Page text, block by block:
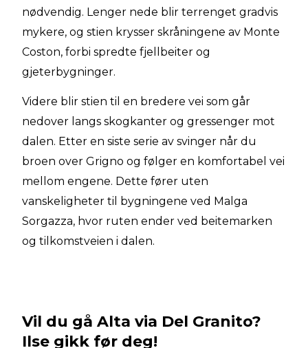
nødvendig. Lenger nede blir terrenget gradvis
mykere, og stien krysser skråningene av Monte
Coston, forbi spredte fjellbeiter og
gjeterbygninger.
Videre blir stien til en bredere vei som går
nedover langs skogkanter og gressenger mot
dalen. Etter en siste serie av svinger når du
broen over Grigno og følger en komfortabel vei
mellom engene. Dette fører uten
vanskeligheter til bygningene ved Malga
Sorgazza, hvor ruten ender ved beitemarken
og tilkomstveien i dalen.
Vil du gå Alta via Del Granito?
Ilse gikk før deg!